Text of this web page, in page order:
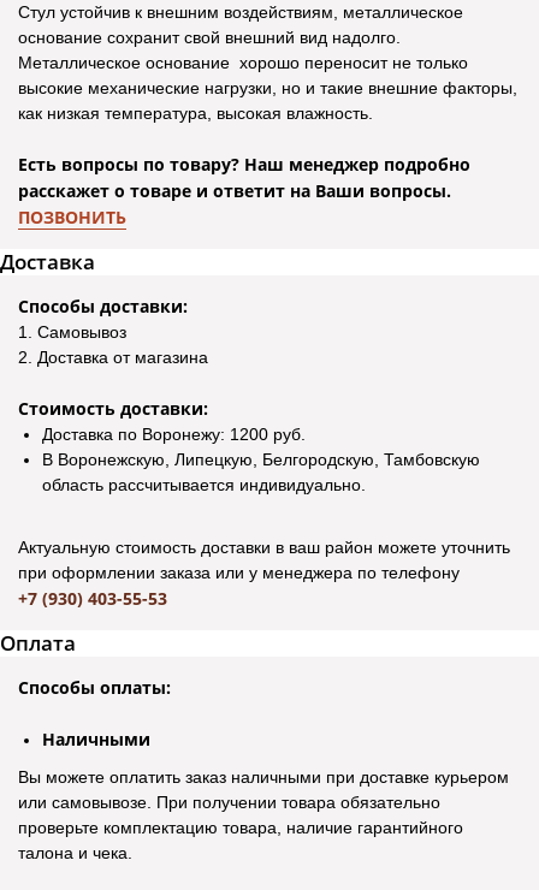
Стул устойчив к внешним воздействиям, металлическое
основание сохранит свой внешний вид надолго.
Металлическое основание хорошо переносит не только
высокие механические нагрузки, но и такие внешние факторы,
как низкая температура, высокая влажность.
Есть вопросы по товару? Наш менеджер подробно
расскажет о товаре и ответит на Ваши вопросы.
ПОЗВОНИТЬ
Доставка
Способы доставки:
1. Самовывоз
2. Доставка от магазина
Стоимость доставки:
Доставка по Воронежу: 1200 руб.
В Воронежскую, Липецкую, Белгородскую, Тамбовскую
область рассчитывается индивидуально.
Актуальную стоимость доставки в ваш район можете уточнить
при оформлении заказа или у менеджера по телефону
+7 (930) 403-55-53
Оплата
Способы оплаты:
Наличными
Вы можете оплатить заказ наличными при доставке курьером
или самовывозе. При получении товара обязательно
проверьте комплектацию товара, наличие гарантийного
талона и чека.